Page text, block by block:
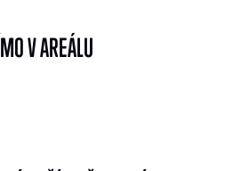
V AREÁLU